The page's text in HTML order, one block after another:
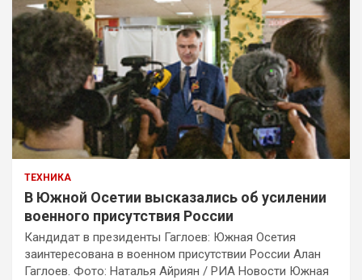
ТЕХНИКА
В Южной Осетии высказались об усилении
военного присутствия России
Кандидат в президенты Гаглоев: Южная Осетия
заинтересована в военном присутствии России Алан
Гаглоев. Фото: Наталья Айриян / РИА Новости Южная